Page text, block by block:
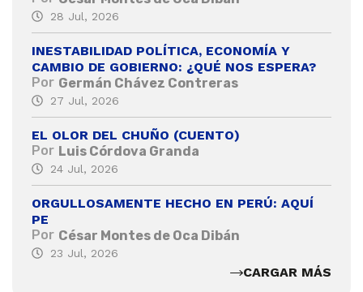
28 Jul, 2026
INESTABILIDAD POLÍTICA, ECONOMÍA Y
CAMBIO DE GOBIERNO: ¿QUÉ NOS ESPERA?
Por Germán Chávez Contreras
27 Jul, 2026
EL OLOR DEL CHUÑO (CUENTO)
Por Luis Córdova Granda
24 Jul, 2026
ORGULLOSAMENTE HECHO EN PERÚ: AQUÍ
PE
Por César Montes de Oca Dibán
23 Jul, 2026
CARGAR MÁS